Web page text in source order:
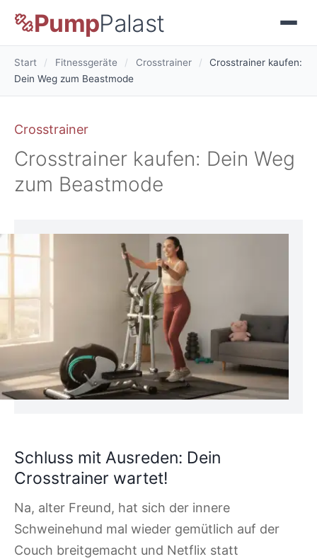
PumpPalast
Start / Fitnessgeräte / Crosstrainer /
Crosstrainer kaufen:
Dein Weg zum Beastmode
Crosstrainer
Crosstrainer kaufen: Dein Weg
zum Beastmode
Schluss mit Ausreden: Dein
Crosstrainer wartet!
Na, alter Freund, hat sich der innere
Schweinehund mal wieder gemütlich auf der
Couch breitgemacht und Netflix statt